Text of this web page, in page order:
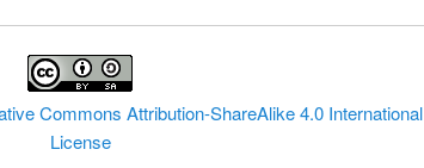
Commons Attribution-ShareAlike 4.0 International
License